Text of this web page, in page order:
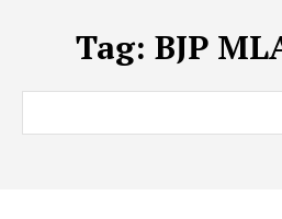
Tag: BJP